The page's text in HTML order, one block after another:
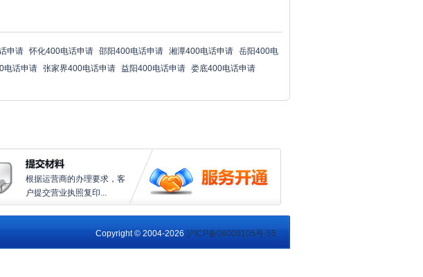
申请 怀化400电话申请 邵阳400电话申请 湘潭400电话申请 岳阳400电
电话申请 张家界400电话申请 益阳400电话申请 娄底400电话申请
根据运营商的办理要求，客
户提交营业执照复印...
Copyright © 2004-2026 沪ICP备08008105号-55